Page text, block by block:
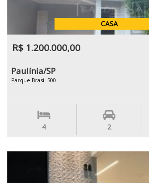
CASA
R$ 1.200.000,00
Paulínia/SP
Parque Brasil 500
4 2